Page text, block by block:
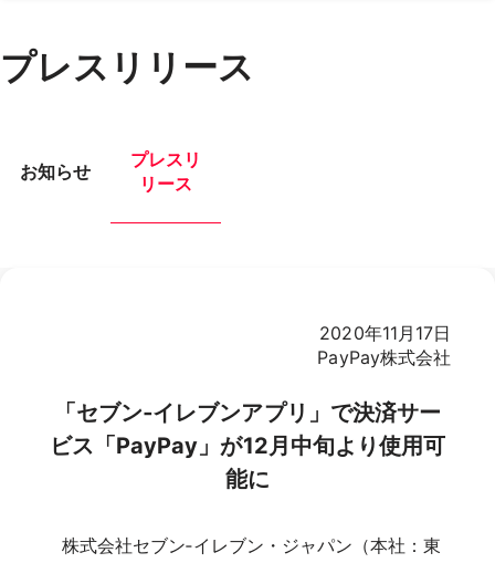
プレスリリース
お知らせ
プレスリ
リース
2020年11月17日
PayPay株式会社
「セブン‐イレブンアプリ」で決済サー
ビス「PayPay」が12月中旬より使用可
能に
株式会社セブン‐イレブン・ジャパン（本社：東